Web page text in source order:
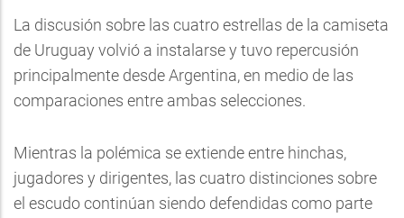
La discusión sobre las cuatro estrellas de la camiseta
de Uruguay volvió a instalarse y tuvo repercusión
principalmente desde Argentina, en medio de las
comparaciones entre ambas selecciones.
Mientras la polémica se extiende entre hinchas,
jugadores y dirigentes, las cuatro distinciones sobre
el escudo continúan siendo defendidas como parte